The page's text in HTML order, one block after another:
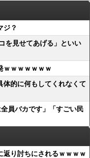
ジ？
を見せてあげる」といい
ｗｗｗｗｗｗｗ
体的に何もしてくれなくて
員バカです」「すごい民
返り討ちにされるｗｗｗｗ